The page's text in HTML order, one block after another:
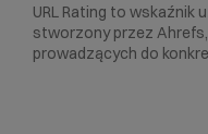
URL Rating to wskaźnik
stworzony przez
prowadzących do